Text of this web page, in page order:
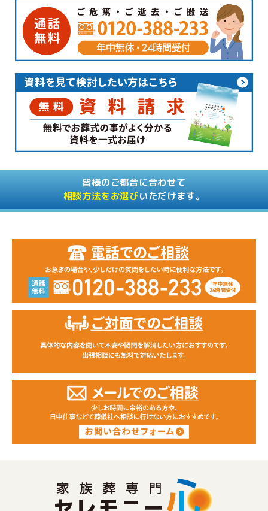
皆様のご都合に合わせて
相談方法をお選びいただけます。